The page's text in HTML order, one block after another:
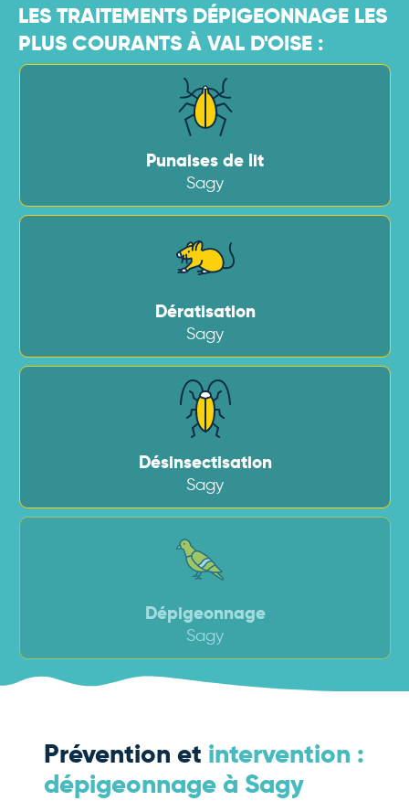
LES TRAITEMENTS DÉPIGEONNAGE LES
PLUS COURANTS À VAL D'OISE :
Punaises de lit
Sagy
Dératisation
Sagy
Désinsectisation
Sagy
Dépigeonnage
Sagy
Prévention et intervention :
dépigeonnage à Sagy